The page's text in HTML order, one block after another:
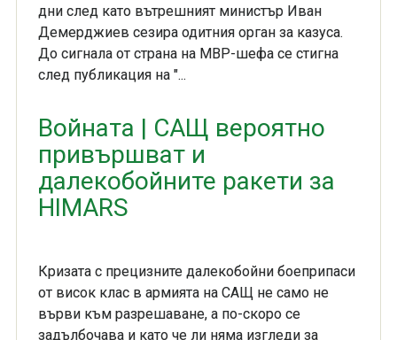
дни след като вътрешният министър Иван
Демерджиев сезира одитния орган за казуса.
До сигнала от страна на МВР-шефа се стигна
след публикация на "...
Войната | САЩ вероятно
привършват и
далекобойните ракети за
HIMARS
Кризата с прецизните далекобойни боеприпаси
от висок клас в армията на САЩ не само не
върви към разрешаване, а по-скоро се
задълбочава и като че ли няма изгледи за